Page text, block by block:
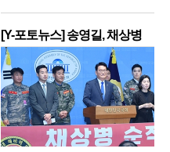
[Y-포토뉴스] 송영길, 채상병
순